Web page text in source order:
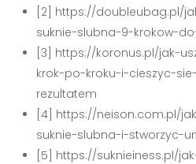
[2] https://doubleubag.pl/
suknie-slubna-9-krokow-
[3] https://koronus.pl/jak-
krok-po-kroku-i-cieszyc-
rezultatem
[4] https://neison.com.pl/
suknie-slubna-i-stworzyc-
[5] https://suknieiness.pl/